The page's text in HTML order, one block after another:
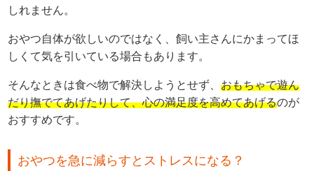
しれません。
おやつ自体が欲しいのではなく、飼い主さんにかまってほ
しくて気を引いている場合もあります。
そんなときは食べ物で解決しようとせず、おもちゃで遊ん
だり撫でてあげたりして、心の満足度を高めてあげるのが
おすすめです。
おやつを急に減らすとストレスになる？